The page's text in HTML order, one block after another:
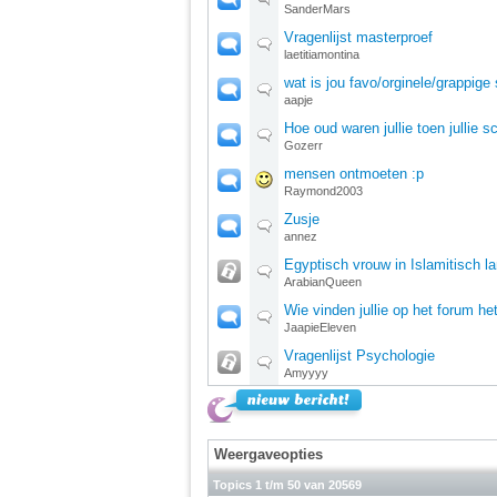
SanderMars
Vragenlijst masterproef
laetitiamontina
wat is jou favo/orginele/grappige
aapje
Hoe oud waren jullie toen jullie
Gozerr
mensen ontmoeten :p
Raymond2003
Zusje
annez
Egyptisch vrouw in Islamitisch
ArabianQueen
Wie vinden jullie op het forum
JaapieEleven
Vragenlijst Psychologie
Amyyyy
Weergaveopties
Topics 1 t/m 50 van 20569